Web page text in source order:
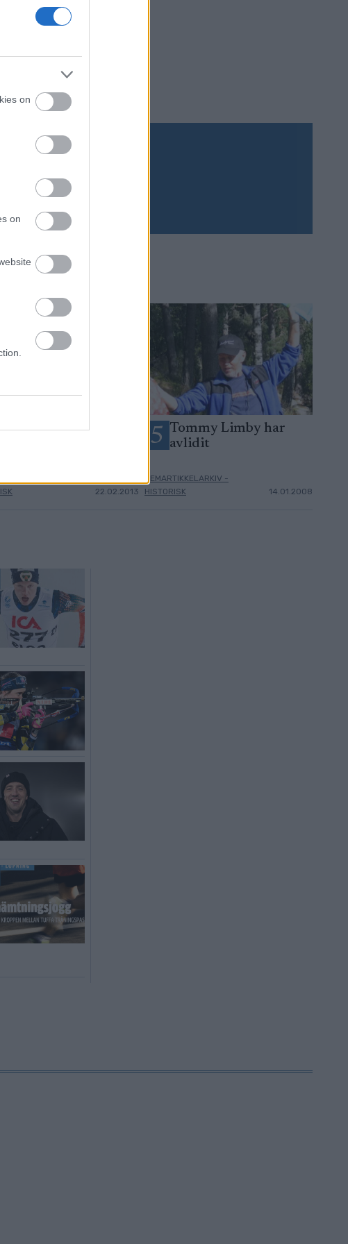
on
on
Prenumerera
för Tjejvasan!
22.02.2013
5 Tommy Limby har
avlidit
HEMARTIKKELARKIV -
HISTORISK
14.01.2008